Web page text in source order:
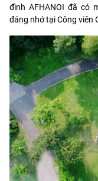
đình AFHANOI đã có
đáng nhớ tại Công viên